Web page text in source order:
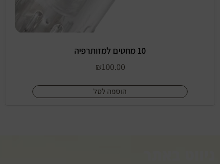
10 מחטים למזותרפיה
₪100.00
הוספה לסל